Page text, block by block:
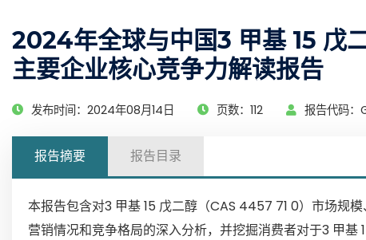
2024年全球与中国3 甲基 15 戊
主要企业核心竞争力解读报告
发布时间：2024年08月14日 页数：112 报告代码
报告摘要 报告目录
本报告包含对3 甲基 15 戊二醇（CAS 4457 71 0）市场规
营销情况和竞争格局的深入分析，并挖掘消费者对于3 甲